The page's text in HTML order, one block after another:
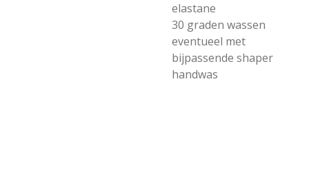
elastane
30 graden wassen
eventueel met
bijpassende shaper
handwas